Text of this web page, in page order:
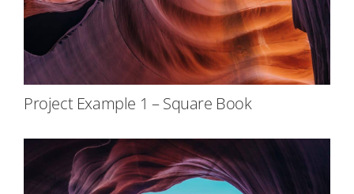
Project Example 1 – Square Book